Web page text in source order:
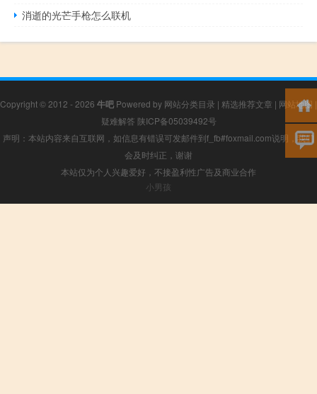
消逝的光芒手枪怎么联机
Copyright © 2012 - 2026 牛吧 Powered by 网站分类目录 | 精选推荐文章 | 网站地图 |
疑难解答 陕ICP备05039492号
声明：本站内容来自互联网，如信息有错误可发邮件到f_fb#foxmail.com说明，我们
会及时纠正，谢谢
本站仅为个人兴趣爱好，不接盈利性广告及商业合作
小男孩